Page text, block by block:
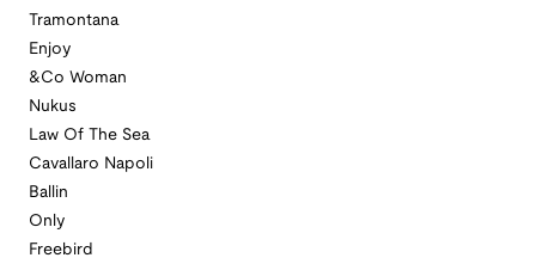
Tramontana
Enjoy
&Co Woman
Nukus
Law Of The Sea
Cavallaro Napoli
Ballin
Only
Freebird